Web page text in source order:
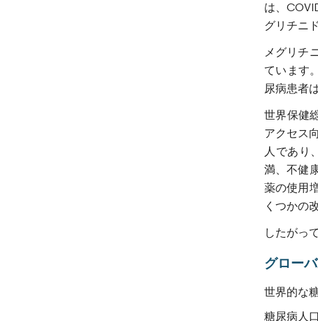
は、
グリチニ
メグリチ
ています
尿病患者
世界保健
アクセス
人であり
満、不健
薬の使用
くつかの
したがっ
グロー
世界的な
糖尿病人